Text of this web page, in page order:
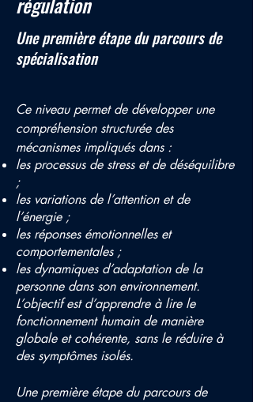
Une première étape du parcours de
spécialisation
Ce niveau permet de développer une
compréhension structurée des
mécanismes impliqués dans :
les processus de stress et de déséquilibre
;
les variations de l’attention et de
l’énergie ;
les réponses émotionnelles et
comportementales ;
les dynamiques d’adaptation de la
personne dans son environnement.
L’objectif est d’apprendre à lire le
fonctionnement humain de manière
globale et cohérente, sans le réduire à
des symptômes isolés.
Une première étape du parcours de